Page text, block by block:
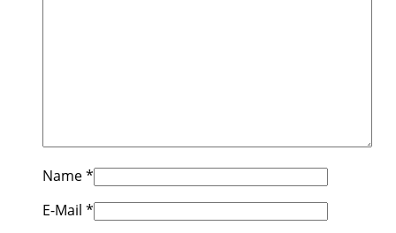
Name*
E-Mail *